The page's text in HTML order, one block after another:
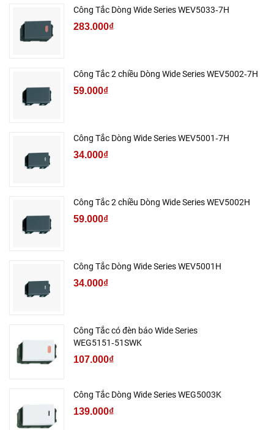
Công Tắc Dòng Wide Series WEV5033‑7H
283.000₫
Công Tắc 2 chiều Dòng Wide Series WEV5002‑7H
59.000₫
Công Tắc Dòng Wide Series WEV5001‑7H
34.000₫
Công Tắc 2 chiều Dòng Wide Series WEV5002H
59.000₫
Công Tắc Dòng Wide Series WEV5001H
34.000₫
Công Tắc có đèn báo Wide Series
WEG5151‑51SWK
107.000₫
Công Tắc Dòng Wide Series WEG5003K
139.000₫